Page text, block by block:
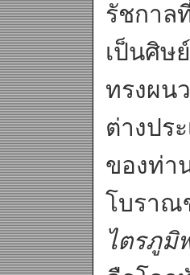
รัชกาล
เป็นศิษ
ทรงผน
ต่างปร
ของท่า
โบราณ
ไตรภูมิ